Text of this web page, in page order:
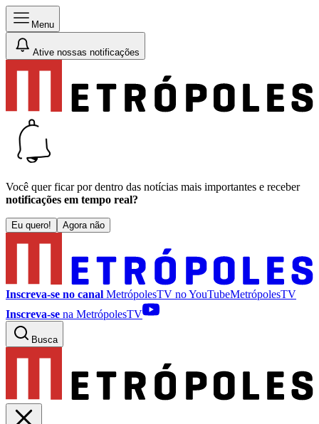
Menu
Ative nossas notificações
Você quer ficar por dentro das notícias mais importantes e receber
notificações em tempo real?
Eu quero! Agora não
Inscreva-se no canal MetrópolesTV noYouTubeMetrópolesTV
Inscreva-se na MetrópolesTV
Busca